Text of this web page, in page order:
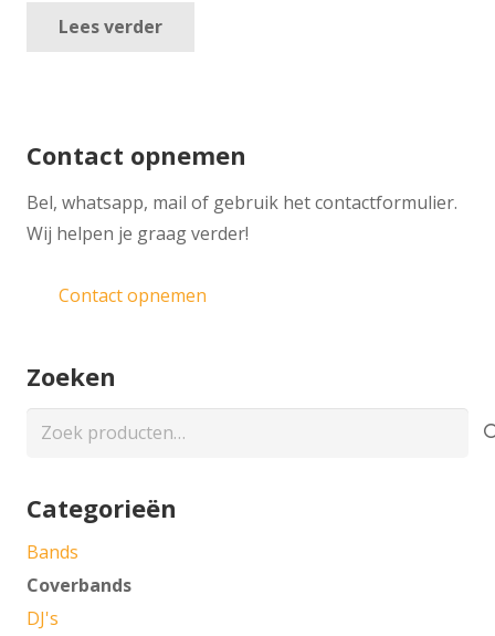
Lees verder
Contact opnemen
​Bel, whatsapp, mail of gebruik het contactformulier.
Wij helpen je graag verder!
Contact opnemen
Zoeken
Zoeken
Categorieën
Bands
Coverbands
DJ's